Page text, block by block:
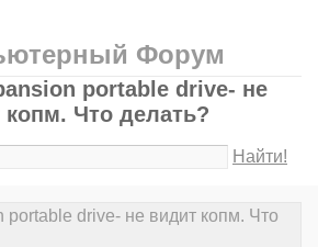
Форум
portable drive- не
копм. Что делать?
Найти!
portable drive- не видит копм. Что